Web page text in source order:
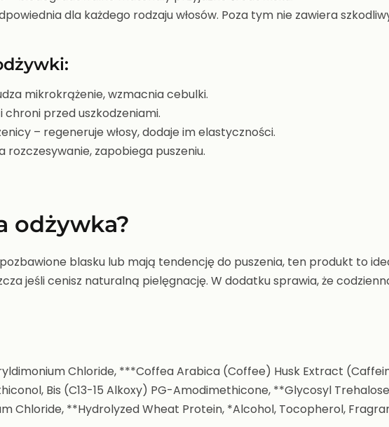
dla każdego rodzaju włosów. Poza tym nie zawiera
mikrokrążenie, wzmacnia cebulki.
chroni przed uszkodzeniami.
– regeneruje włosy, dodaje im elastyczności.
rozczesywanie, zapobiega puszeniu.
odżywka?
pozbawione blasku lub mają tendencję do puszenia, ten produkt to
jeśli cenisz naturalną pielęgnację. W dodatku sprawia, że
Chloride, ***Coffea Arabica (Coffee) Husk Extract
Bis (C13-15 Alkoxy) PG-Amodimethicone, **Glycosyl
Chloride, **Hydrolyzed Wheat Protein, *Alcohol, Tocopherol,